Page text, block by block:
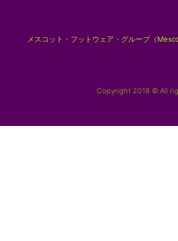
メスコット・フットウェア・グループ（
Copyright 2018 © All